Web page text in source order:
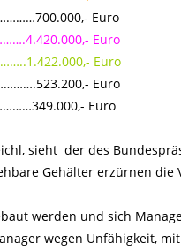
Euro
Euro
Euro
Euro
Euro
sieht der des
Gehälter erzürnen die
werden und sich
wegen Unfähigkeit,